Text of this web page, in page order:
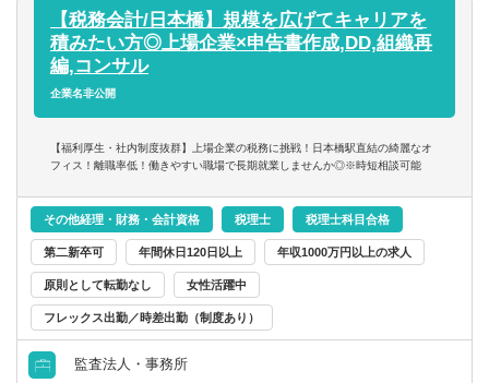
※仕事に対する意欲や、上昇志向のある方、大歓迎です！
人間性を重視しながら採用しているので、たとえ税務の経
■決算業務、年末調整
■関与先への報告
■新規顧客開拓 etc.
マネーフォワード、freee、弥生、達人、TKC
※その他お客様や職員の要望により導入する可能性あり
【税務会計/日本橋】規模を広げてキャリアを
積みたい方◎上場企業×申告書作成,DD,組織再
編,コンサル
企業名非公開
【福利厚生・社内制度抜群】上場企業の税務に挑戦！日本橋駅直結の綺麗なオ
フィス！離職率低！働きやすい職場で長期就業しませんか◎※時短相談可能
その他経理・財務・会計資格 税理士 税理士科目合格
第二新卒可 年間休日120日以上 年収1000万円以上の求人
原則として転勤なし 女性活躍中
フレックス出勤／時差出勤（制度あり）
監査法人・事務所
税理士
税理士科目合格
日商簿記検定3級
会計事務所・税理士法人
コンサルティングファーム
北海道・東北
北海道
福島県
関東
茨城県
コンサルタント／監査法人／士業関連
すべて選択する
戦略・業務・会計コンサルタント
財務・会計・税務コンサルタント
人事・組織コンサルタント
その他（コンサルタント）